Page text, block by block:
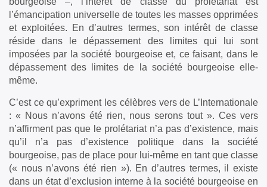
l’émancipation universelle de toutes les masses opprimées
et exploitées. En d’autres termes, son intérêt de classe
réside dans le dépassement des limites qui lui sont
imposées par la société bourgeoise et, ce faisant, dans le
dépassement des limites de la société bourgeoise elle-
même.
C’est ce qu’expriment les célèbres vers de L’Internationale
: « Nous n’avons été rien, nous serons tout ». Ces vers
n’affirment pas que le prolétariat n’a pas d’existence, mais
qu’il n’a pas d’existence politique dans la société
bourgeoise, pas de place pour lui-même en tant que classe
(« nous n’avons été rien »). En d’autres termes, il existe
dans un état d’exclusion interne à la société bourgeoise en